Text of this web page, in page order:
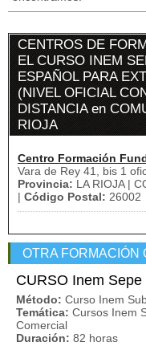
CENTROS DE
EL CURSO INEM
ESPAÑOL PARA
(NIVEL OFICIAL
DISTANCIA en
RIOJA
Centro Formación
Vara de Rey 41, bis 1
Provincia: LA RIOJA |
| Código Postal: 26002
OTRA FORMACIÓN
CURSO Inem
Método: Curso Inem
Temática: Cursos Inem
Comercial
Duración: 82 horas